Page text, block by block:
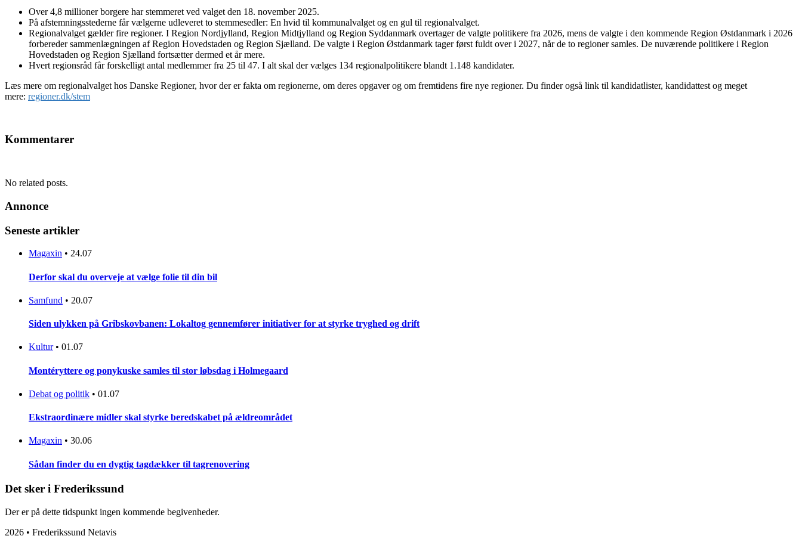
Over 4,8 millioner borgere har stemmeret ved valget den 18. november 2025.
På afstemningsstederne får vælgerne udleveret to stemmesedler: En hvid til kommunalvalget og en gul til regionalvalget.
Regionalvalget gælder fire regioner. I Region Nordjylland, Region Midtjylland og Region Syddanmark overtager de valgte politikere fra 2026, mens de valgte i den kommende Region Østdanmark i 2026
forbereder sammenlægningen af Region Hovedstaden og Region Sjælland. De valgte i Region Østdanmark tager først fuldt over i 2027, når de to regioner samles. De nuværende politikere i Region
Hovedstaden og Region Sjælland fortsætter dermed et år mere.
Hvert regionsråd får forskelligt antal medlemmer fra 25 til 47. I alt skal der vælges 134 regionalpolitikere blandt 1.148 kandidater.
Læs mere om regionalvalget hos Danske Regioner, hvor der er fakta om regionerne, om deres opgaver og om fremtidens fire nye regioner. Du finder også link til kandidatlister, kandidattest og meget
mere: regioner.dk/stem
Kommentarer
No related posts.
Annonce
Seneste artikler
Magaxin • 24.07
Derfor skal du overveje at vælge folie til din bil
Samfund • 20.07
Siden ulykken på Gribskovbanen: Lokaltog gennemfører initiativer for at styrke tryghed og drift
Kultur • 01.07
Montéryttere og ponykuske samles til stor løbsdag i Holmegaard
Debat og politik • 01.07
Ekstraordinære midler skal styrke beredskabet på ældreområdet
Magaxin • 30.06
Sådan finder du en dygtig tagdækker til tagrenovering
Det sker i Frederikssund
Der er på dette tidspunkt ingen kommende begivenheder.
2026 • Frederikssund Netavis